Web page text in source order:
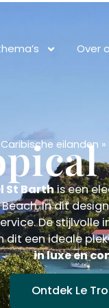
Over
Caribische eilanden »
St Barthis een
In dit
De
dit een ideale
in luxe en
Ontdek Le